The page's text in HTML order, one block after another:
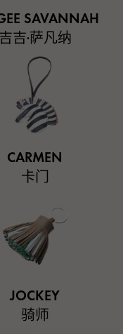
SAVANNAH
吉吉·萨凡纳
CARMEN
卡门
JOCKEY
骑师